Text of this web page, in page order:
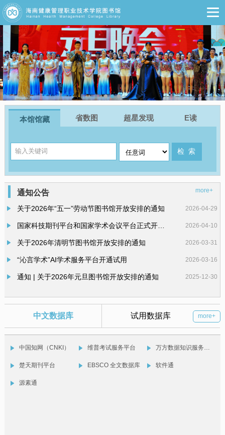
本馆馆藏 省数图 超星发现 E读
通知公告 more+
关于2026年“五一”劳动节图书馆开放安排的通知 2026-04-29
2026-04-10
关于2026年清明节图书馆开放安排的通知 2026-03-31
“沁言学术”AI学术服务平台开通试用 2026-03-16
通知 | 关于2026年元旦图书馆开放安排的通知 2025-12-30
图书馆成功举办“书海拾贝·智取秘籍” 信息素养教育活动 2025-11-19
more+
中文数据库 试用数据库
中国知网（CNKI） 维普考试服务平台 万方数据知识服务平台
楚天期刊平台 EBSCO 全文数据库 软件通
源素通